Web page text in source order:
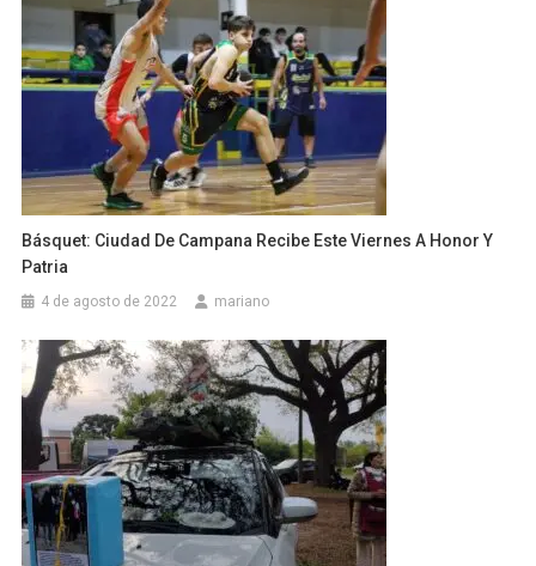
Básquet: Ciudad De Campana Recibe Este Viernes A Honor Y
Patria
4 de agosto de 2022 mariano